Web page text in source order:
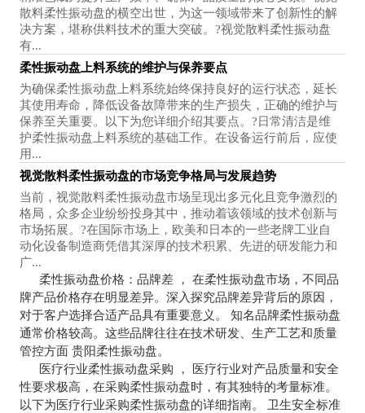
散料柔性振动盘的横空出世，为这一领域带来了创新性的解
决方案，堪称供料技术的重大突破。?视觉散料柔性振动盘
有...
柔性振动盘上料系统的维护与保养要点
为确保柔性振动盘上料系统始终保持良好的运行状态，延长
其使用寿命，降低设备故障带来的生产损失，正确的维护与
保养至关重要。以下为您详细介绍其要点。?日常清洁是维
护柔性振动盘上料系统的基础工作。在设备运行前后，应使
用...
视觉散料柔性振动盘的市场竞争格局与发展趋势
当前，视觉散料柔性振动盘市场呈现出多元化且竞争激烈的
格局，众多企业纷纷投身其中，推动着该领域的技术创新与
市场拓展。?在国际市场上，欧美和日本的一些老牌工业自
动化设备制造商凭借其深厚的技术积累、先进的研发能力和
广...
柔性振动盘价格：品牌差 ， 在柔性振动盘市场，不同品
牌产品价格存在明显差异。深入探究品牌差异背后的原因，
对于客户选择合适产品具有重要意义。 知名品牌柔性振动盘
通常价格较高。这些品牌往往在技术研发、生产工艺和质量
管控方面 贵阳柔性振动盘。
医疗行业柔性振动盘采购 ， 医疗行业对产品质量和安全
性要求极高，在采购柔性振动盘时，有其独特的考量标准。
以下为医疗行业采购柔性振动盘的详细指南。 卫生安全标准